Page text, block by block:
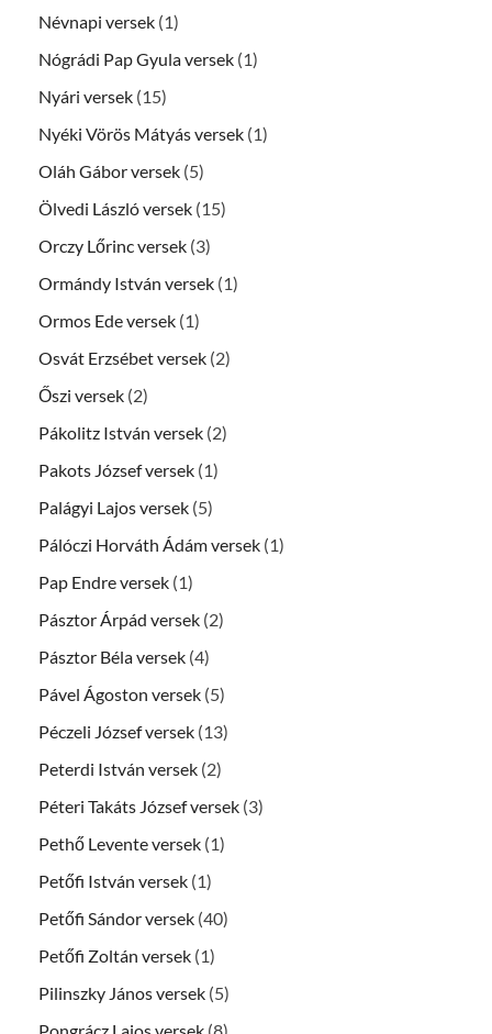
Névnapi versek (1)
Nógrádi Pap Gyula versek (1)
Nyári versek (15)
Nyéki Vörös Mátyás versek (1)
Oláh Gábor versek (5)
Ölvedi László versek (15)
Orczy Lőrinc versek (3)
Ormándy István versek (1)
Ormos Ede versek (1)
Osvát Erzsébet versek (2)
Őszi versek (2)
Pákolitz István versek (2)
Pakots József versek (1)
Palágyi Lajos versek (5)
Pálóczi Horváth Ádám versek (1)
Pap Endre versek (1)
Pásztor Árpád versek (2)
Pásztor Béla versek (4)
Pável Ágoston versek (5)
Péczeli József versek (13)
Peterdi István versek (2)
Péteri Takáts József versek (3)
Pethő Levente versek (1)
Petőfi István versek (1)
Petőfi Sándor versek (40)
Petőfi Zoltán versek (1)
Pilinszky János versek (5)